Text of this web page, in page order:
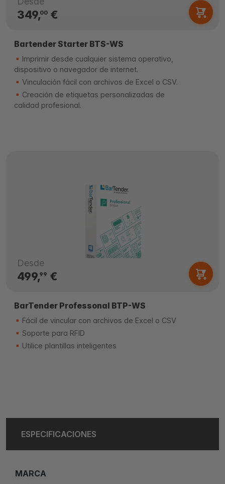
349,00€
Bartender Starter BTS-WS
Imprimir desde cualquier sistema operativo,
dispositivo o navegador de internet.
Vinculación fácil con archivos de Excel o CSV.
Creación de etiquetas personalizadas de
calidad profesional.
Desde
499,99 €
BarTender Professonal BTP-WS
Fácil de vincular con archivos de Excel o CSV
Soporte para RFID
Utilice plantillas inteligentes
ESPECIFICACIONES
MARCA